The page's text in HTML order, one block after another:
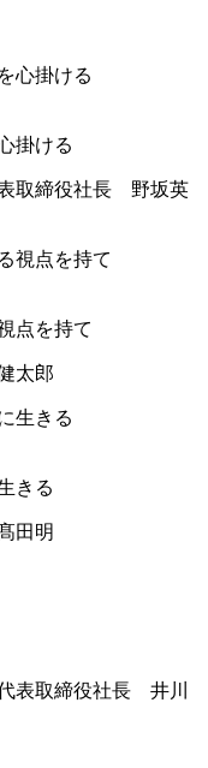
掛ける
取締役社長 野坂英
点を持て
太郎
生きる
田明
表取締役社長 井川